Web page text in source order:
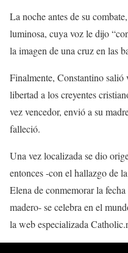
La noche antes de su
luminosa, cuya voz le dijo
la imagen de una cruz en las
Finalmente, Constantino salió
libertad a los creyentes
vez vencedor, envió a su
falleció.
Una vez localizada se dio
entonces -con el hallazgo de
Elena de conmemorar la
madero- se celebra en el
la web especializada